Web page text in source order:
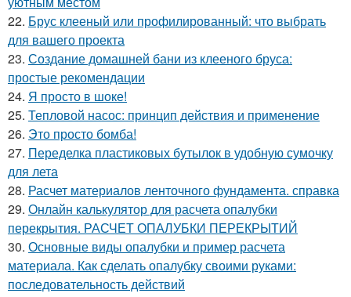
22. Брус клееный или профилированный: что выбрать
для вашего проекта
23. Создание домашней бани из клееного бруса:
простые рекомендации
24. Я просто в шоке!
25. Тепловой насос: принцип действия и применение
26. Это просто бомба!
27. Переделка пластиковых бутылок в удобную сумочку
для лета
28. Расчет материалов ленточного фундамента. справка
29. Онлайн калькулятор для расчета опалубки
перекрытия. РАСЧЕТ ОПАЛУБКИ ПЕРЕКРЫТИЙ
30. Основные виды опалубки и пример расчета
материала. Как сделать опалубку своими руками:
последовательность действий